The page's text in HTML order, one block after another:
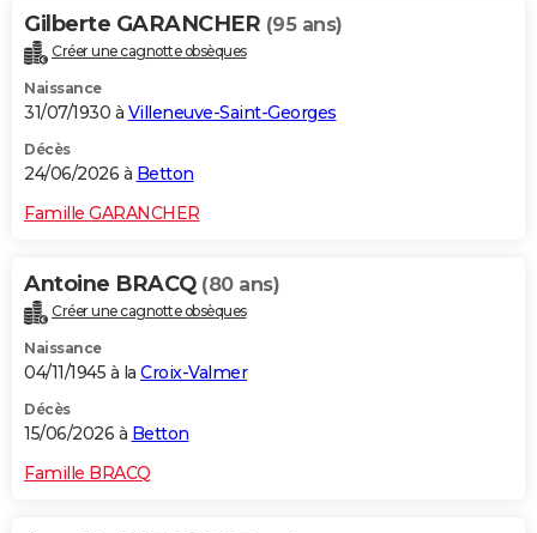
Bricolage
Lifestyle
Culture
Sport
Auto
Television
Voyage
Cinema
Gilberte GARANCHER (95 ans)
Créer une cagnotte obsèques
Naissance
31/07/1930 à Villeneuve-Saint-Georges
Décès
24/06/2026 à Betton
Famille GARANCHER
Antoine BRACQ (80 ans)
Créer une cagnotte obsèques
Naissance
04/11/1945 à la Croix-Valmer
Décès
15/06/2026 à Betton
Famille BRACQ